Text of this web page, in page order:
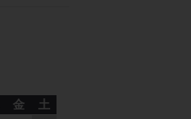
金
土